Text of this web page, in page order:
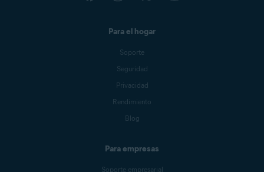
Para el hogar
Soporte
Seguridad
Privacidad
Rendimiento
Blog
Para empresas
Soporte empresarial